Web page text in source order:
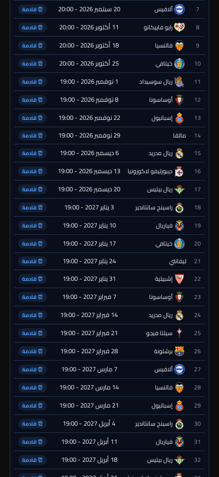
7 ألافيس 20 سبتمبر 2026 - 20:00 ⏰ قادمة
8 رايو فاييكانو 11 أكتوبر 2026 - 20:00 ⏰ قادمة
9 فالنسيا 18 أكتوبر 2026 - 20:00 ⏰ قادمة
10 خيتافي 25 أكتوبر 2026 - 20:00 ⏰ قادمة
11 ريال سوسيداد 1 نوفمبر 2026 - 19:00 ⏰ قادمة
12 أوساسونا 8 نوفمبر 2026 - 19:00 ⏰ قادمة
13 إسبانيول 22 نوفمبر 2026 - 19:00 ⏰ قادمة
14 مالقا 29 نوفمبر 2026 - 19:00 ⏰ قادمة
15 ريال مدريد 6 ديسمبر 2026 - 19:00 ⏰ قادمة
16 ديبورتيفو لاكورونيا 13 ديسمبر 2026 - 19:00 ⏰ قادمة
17 ريال بيتيس 20 ديسمبر 2026 - 19:00 ⏰ قادمة
18 راسينج سانتاندير 3 يناير 2027 - 19:00 ⏰ قادمة
19 فياريال 10 يناير 2027 - 19:00 ⏰ قادمة
20 خيتافي 17 يناير 2027 - 19:00 ⏰ قادمة
21 ليفانتي 24 يناير 2027 - 19:00 ⏰ قادمة
22 إشبيلية 31 يناير 2027 - 19:00 ⏰ قادمة
23 أوساسونا 7 فبراير 2027 - 19:00 ⏰ قادمة
24 ريال مدريد 14 فبراير 2027 - 19:00 ⏰ قادمة
25 سيلتا فيجو 21 فبراير 2027 - 19:00 ⏰ قادمة
26 برشلونة 28 فبراير 2027 - 19:00 ⏰ قادمة
27 ألافيس 7 مارس 2027 - 19:00 ⏰ قادمة
28 فالنسيا 14 مارس 2027 - 19:00 ⏰ قادمة
29 إسبانيول 21 مارس 2027 - 19:00 ⏰ قادمة
30 راسينج سانتاندير 4 أبريل 2027 - 19:00 ⏰ قادمة
31 فياريال 11 أبريل 2027 - 19:00 ⏰ قادمة
32 ريال بيتيس 18 أبريل 2027 - 19:00 ⏰ قادمة